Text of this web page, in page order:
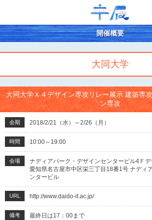
開催概要
大同大学
大同大学Ｘ４デザイン専攻リレー展示 建築専
ン専攻
会期 2018/2/21（水）～2/26（月）
時間 10:00～19:00
会場
ナディアパーク・デザインセンタービル4Ｆ
愛知県名古屋市中区栄三丁目18番1号 ナディ
ンタービル
URL http://www.daido-it.ac.jp/
備考 最終日は17：00まで